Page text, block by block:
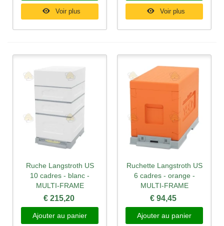
Voir plus Voir plus
Ruche Langstroth US
10 cadres - blanc -
MULTI-FRAME
€ 215,20
Ajouter au panier
Ruchette Langstroth US
6 cadres - orange -
MULTI-FRAME
€ 94,45
Ajouter au panier